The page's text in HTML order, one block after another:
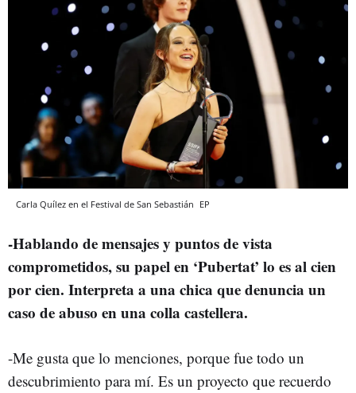
Carla Quílez en el Festival de San Sebastián EP
-Hablando de mensajes y puntos de vista
comprometidos, su papel en ‘Pubertat’ lo es al cien
por cien. Interpreta a una chica que denuncia un
caso de abuso en una colla castellera.
-Me gusta que lo menciones, porque fue todo un
descubrimiento para mí. Es un proyecto que recuerdo